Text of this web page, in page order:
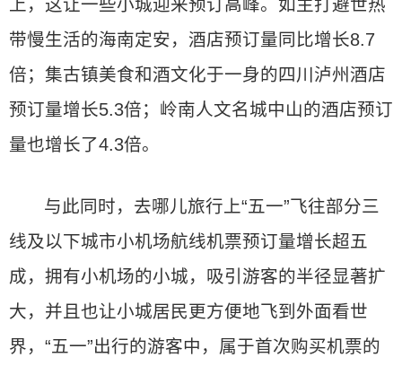
上，这让一些小城迎来预订高峰。如主打避世热
带慢生活的海南定安，酒店预订量同比增长8.7
倍；集古镇美食和酒文化于一身的四川泸州酒店
预订量增长5.3倍；岭南人文名城中山的酒店预订
量也增长了4.3倍。
与此同时，去哪儿旅行上“五一”飞往部分三
线及以下城市小机场航线机票预订量增长超五
成，拥有小机场的小城，吸引游客的半径显著扩
大，并且也让小城居民更方便地飞到外面看世
界，“五一”出行的游客中，属于首次购买机票的